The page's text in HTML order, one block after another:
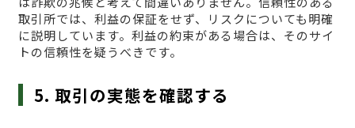
取引所では、利益の保証をせず、リスクについても明確
に説明しています。利益の約束がある場合は、そのサイ
トの信頼性を疑うべきです。
5. 取引の実態を確認する